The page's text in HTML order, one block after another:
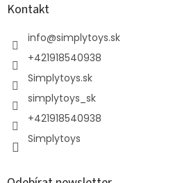
Kontakt
info@simplytoys.sk
+421918540938
Simplytoys.sk
simplytoys_sk
+421918540938
Simplytoys